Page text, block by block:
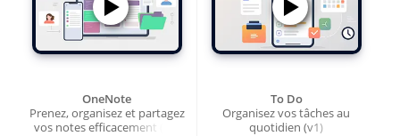
OneNote
Prenez, organisez et partagez
vos notes efficacement (v1)
To Do
Organisez vos tâches au
quotidien (v1)